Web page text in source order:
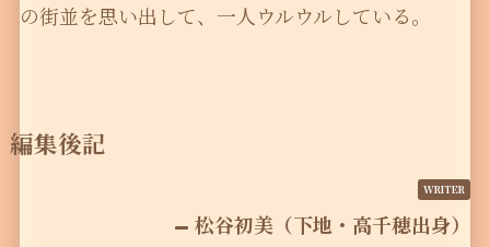
の街並を思い出して、一人ウルウルしている。
編集後記
松谷初美（下地・高千穂出身）